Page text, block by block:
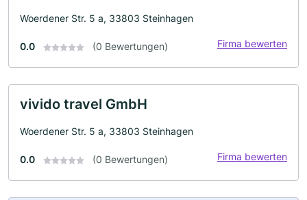
Woerdener Str. 5 a, 33803 Steinhagen
0.0 (0 Bewertungen) Firma bewerten
vivido travel GmbH
Woerdener Str. 5 a, 33803 Steinhagen
0.0 (0 Bewertungen) Firma bewerten